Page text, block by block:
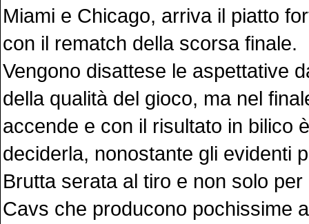
Miami e Chicago, arriva il piatto
con il rematch della scorsa finale.
Vengono disattese le aspettative
della qualità del gioco, ma nel
accende e con il risultato in bilico
deciderla, nonostante gli evidenti
Brutta serata al tiro e non solo
Cavs che producono pochissime